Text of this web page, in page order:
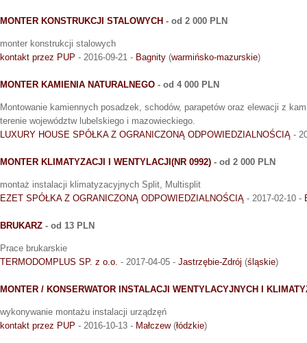
MONTER KONSTRUKCJI STALOWYCH - od 2 000 PLN
monter konstrukcji stalowych
kontakt przez PUP - 2016-09-21 - Bagnity (warmińsko-mazurskie)
MONTER KAMIENIA NATURALNEGO - od 4 000 PLN
Montowanie kamiennych posadzek, schodów, parapetów oraz elewacji z
terenie województw lubelskiego i mazowieckiego.
LUXURY HOUSE SPÓŁKA Z OGRANICZONĄ ODPOWIEDZIALNOŚCIĄ -
MONTER KLIMATYZACJI I WENTYLACJI(NR 0992) - od 2 000 PLN
montaż instalacji klimatyzacyjnych Split, Multisplit
EZET SPÓŁKA Z OGRANICZONĄ ODPOWIEDZIALNOŚCIĄ - 2017-02-10 -
BRUKARZ - od 13 PLN
Prace brukarskie
TERMODOMPLUS SP. z o.o. - 2017-04-05 - Jastrzębie-Zdrój (śląskie)
MONTER / KONSERWATOR INSTALACJI WENTYLACYJNYCH I
wykonywanie montażu instalacji urządzęń
kontakt przez PUP - 2016-10-13 - Małczew(łódzkie)